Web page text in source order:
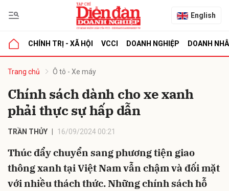
English
CHÍNH TRỊ - XÃ HỘI VCCI DOANH NGHIỆP DOANH
Trang chủ Ô tô - Xe máy
Chính sách dành cho xe xanh
phải thực sự hấp dẫn
TRẦN THỦY 16/09/2024 00:21
Thúc đẩy chuyển sang phương tiện giao
thông xanh tại Việt Nam vẫn chậm và đối mặt
với nhiều thách thức. Những chính sách hỗ
luận
Hủy